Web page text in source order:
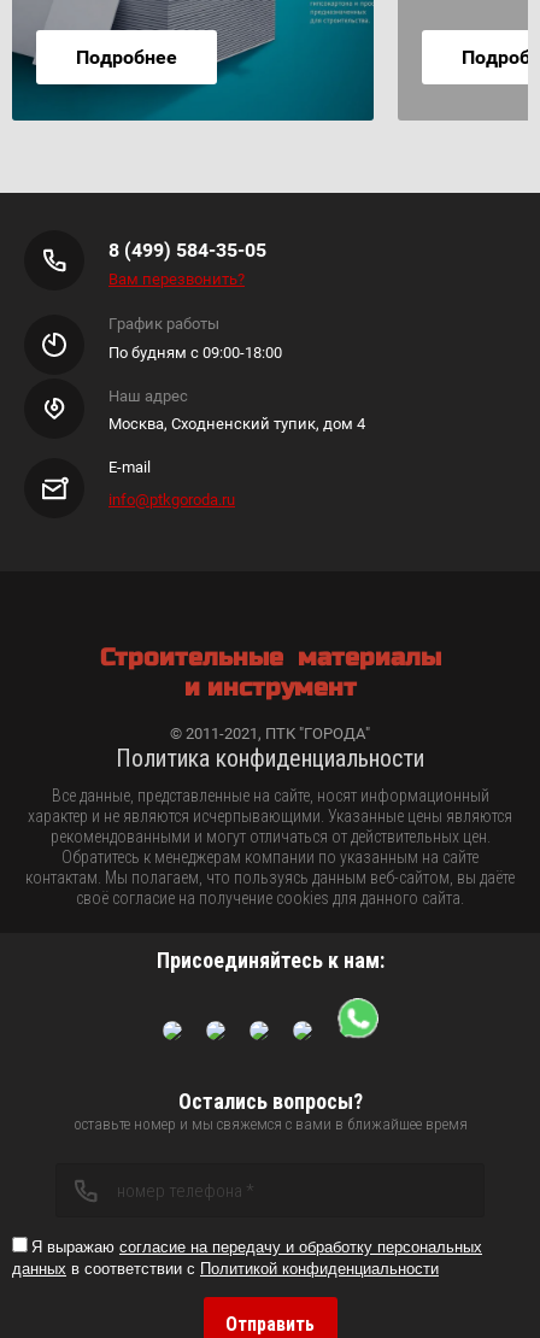
Подробнее
8 (499) 584-35-05
Вам перезвонить?
График работы
По будням с 09:00-18:00
Наш адрес
Москва, Сходненский тупик, дом 4
E-mail
info@ptkgoroda.ru
Строительные материалы
и инструмент
© 2011-2021, ПТК "ГОРОДА"
Политика конфиденциальности
Все данные, представленные на сайте, носят информационный
характер и не являются исчерпывающими. Указанные цены являются
рекомендованными и могут отличаться от действительных цен.
Обратитесь к менеджерам компании по указанным на сайте
контактам. Мы полагаем, что пользуясь данным веб-сайтом, вы даёте
своё согласие на получение cookies для данного сайта.
Присоединяйтесь к нам:
Остались вопросы?
оставьте номер и мы свяжемся с вами в ближайшее время
Я выражаю согласие на передачу и обработку персональных
данных в соответствии с Политикой конфиденциальности
Отправить